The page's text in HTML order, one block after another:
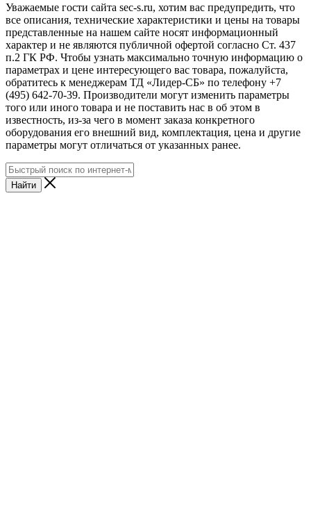
Уважаемые гости сайта sec-s.ru, хотим вас предупредить, что
все описания, технические характеристики и цены на товары
представленные на нашем сайте носят информационный
характер и не являются публичной офертой согласно Ст. 437
п.2 ГК РФ. Чтобы узнать максимально точную информацию о
параметрах и цене интересующего вас товара, пожалуйста,
обратитесь к менеджерам ТД «Лидер-СБ» по телефону +7
(495) 642-70-39. Производители могут изменить параметры
того или иного товара и не поставить нас в об этом в
известность, из-за чего в момент заказа конкретного
оборудования его внешний вид, комплектация, цена и другие
параметры могут отличаться от указанных ранее.
Найти